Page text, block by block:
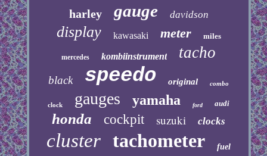
harley gauge davidson
display kawasaki meter miles
mercedes kombiinstrument tacho
black speedo original combo
clock gauges yamaha ford audi
honda cockpit suzuki clocks
cluster tachometer fuel